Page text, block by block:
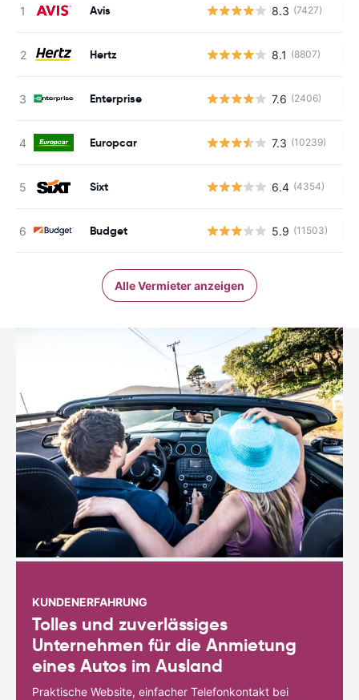
Avis 8.3 (7427)
Hertz 8.1 (8807)
Enterprise 7.6 (2406)
Europcar 7.3 (10239)
Sixt 6.4 (4354)
Budget 5.9 (11503)
Alle Vermieter anzeigen
KUNDENERFAHRUNG
Tolles und zuverlässiges
Unternehmen für die Anmietung
eines Autos im Ausland
Praktische Website, einfacher Telefonkontakt bei